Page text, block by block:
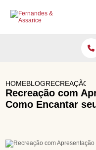
HOMEBLOGRECREAÇÃO
Recreação com
Como Encantar